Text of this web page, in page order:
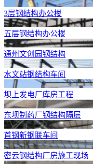
3层钢结构办公楼
五层钢结构办公楼
通州文创园钢结构
水文站钢结构车间
坝上发电厂库房工程
东坝制药厂钢结构隔层
首钢新钢联车间
密云钢结构厂房施工现场